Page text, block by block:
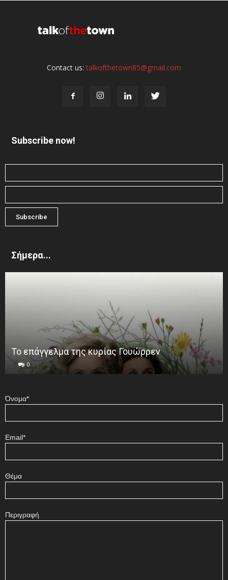
Contact us:talkofthetown85@gmail.com
Subscribe now!
Σήμερα...
Το επάγγελμα της κυρίας Γουώρρεν
0
Όνομα*
Email*
Θέμα
Περιγραφή